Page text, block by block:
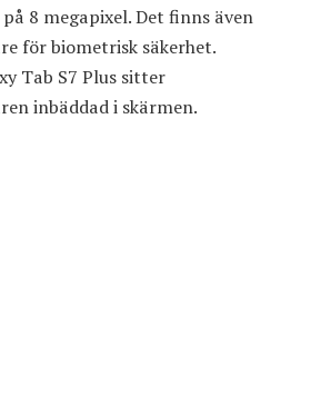
8 megapixel. Det finns även
för biometrisk säkerhet.
Tab S7 Plus sitter
inbäddad i skärmen.